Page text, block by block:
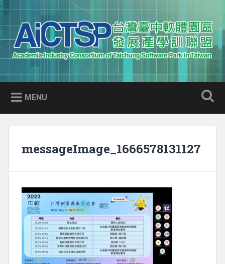
Skip
to
content
Search
AICTSP 台灣臺中軟體園區發展
產學訓聯盟
Academia-Industry Consortium of Taichung Software Park
in Taiwan
MENU
messageImage_1666578131127